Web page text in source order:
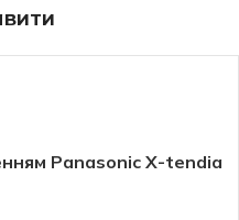
Panasonic X-tendia